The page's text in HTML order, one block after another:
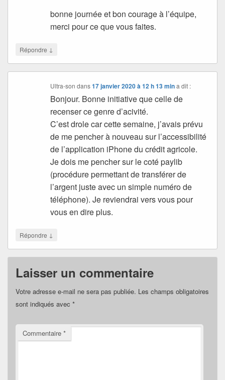
bonne journée et bon courage à l’équipe,
merci pour ce que vous faites.
Répondre ↓
Ultra-son dans17 janvier 2020 à 12 h 13 min a dit :
Bonjour. Bonne initiative que celle de
recenser ce genre d’acivité.
C’est drole car cette semaine, j’avais prévu
de me pencher à nouveau sur l’accessibilité
de l’application iPhone du crédit agricole.
Je dois me pencher sur le coté paylib
(procédure permettant de transférer de
l’argent juste avec un simple numéro de
téléphone). Je reviendrai vers vous pour
vous en dire plus.
Répondre ↓
Laisser un commentaire
Votre adresse e-mail ne sera pas publiée. Les champs obligatoires
sont indiqués avec *
Commentaire *